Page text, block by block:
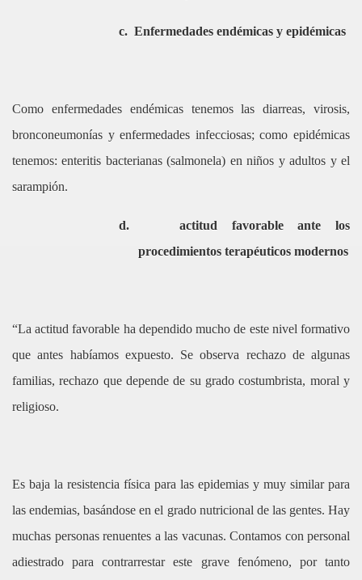
c. Enfermedades endémicas y epidémicas
Como enfermedades endémicas tenemos las diarreas, virosis,
bronconeumonías y enfermedades infecciosas; como epidémicas
tenemos: enteritis bacterianas (salmonela) en niños y adultos y el
sarampión.
d.
actitud favorable ante los
procedimientos terapéuticos modernos
“La actitud favorable ha dependido mucho de este nivel formativo
que antes habíamos expuesto. Se observa rechazo de algunas
familias, rechazo que depende de su grado costumbrista, moral y
religioso.
Es baja la resistencia física para las epidemias y muy similar para
las endemias, basándose en el grado nutricional de las gentes. Hay
muchas personas renuentes a las vacunas. Contamos con personal
adiestrado para contrarrestar este grave fenómeno, por tanto